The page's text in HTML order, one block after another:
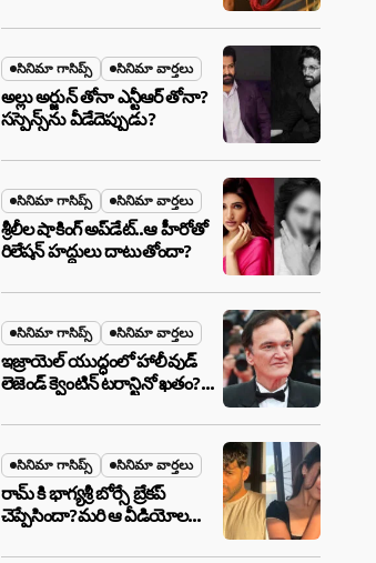
జరుగుతోంది!
సినిమా గాసిప్స్ సినిమా వార్తలు
అల్లు అర్జున్ తోనా ఎన్టీఆర్ తోనా?
సస్పెన్స్‌ను వీడేదెప్పుడు?
సినిమా గాసిప్స్ సినిమా వార్తలు
శ్రీలీల షాకింగ్ అప్‌డేట్..ఆ హీరోతో
రిలేషన్ హద్దులు దాటుతోందా?
సినిమా గాసిప్స్ సినిమా వార్తలు
ఇజ్రాయెల్ యుద్ధంలో హాలీవుడ్
లెజెండ్ క్వెంటిన్ టరాన్టినో ఖతం?
బూడిదయ్యారా? అసలు నిజం
ఇదీ!
సినిమా గాసిప్స్ సినిమా వార్తలు
రామ్ కి భాగ్యశ్రీ బోర్సే బ్రేకప్
చెప్పేసిందా?మరి ఆ వీడియోల